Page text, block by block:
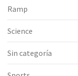
Ramp
Science
Sin categoría